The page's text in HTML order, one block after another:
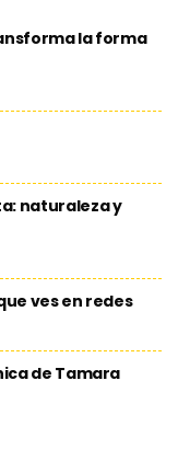
la forma
naturaleza y
ves en redes
de Tamara